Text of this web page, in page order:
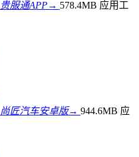
贵服通APP→ 578.4MB 应用工
尚匠汽车安卓版→ 944.6MB 应